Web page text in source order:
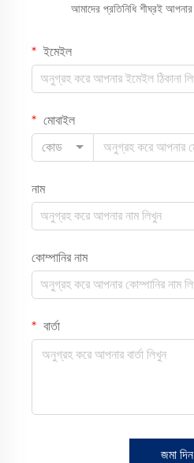
আমাদের প্রতিনিধি শীঘ্রই
ইমেইল
মোবাইল
কোড
নাম
কোম্পানির নাম
বার্তা
জমা দিন